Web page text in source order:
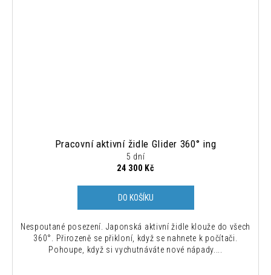
Pracovní aktivní židle Glider 360° ing
5 dní
24 300 Kč
DO KOŠÍKU
Nespoutané posezení. Japonská aktivní židle klouže do všech
360°. Přirozeně se přikloní, když se nahnete k počítači.
Pohoupe, když si vychutnáváte nové nápady....